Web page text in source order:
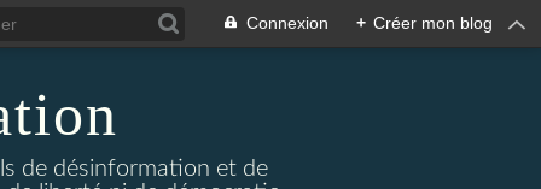
Connexion + Créer mon blog
de désinformation et de